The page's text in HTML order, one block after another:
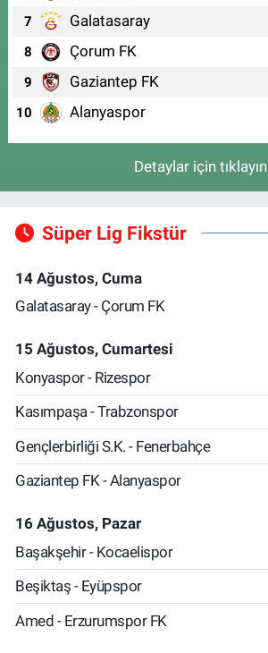
7 Galatasaray
8 Çorum FK
9 Gaziantep FK
10 Alanyaspor
Detaylar için tıklayın
Süper Lig Fikstür
14 Ağustos, Cuma
Galatasaray - Çorum FK
15 Ağustos, Cumartesi
Konyaspor - Rizespor
Kasımpaşa - Trabzonspor
Gençlerbirliği S.K. - Fenerbahçe
Gaziantep FK - Alanyaspor
16 Ağustos, Pazar
Başakşehir - Kocaelispor
Beşiktaş - Eyüpspor
Amed - Erzurumspor FK